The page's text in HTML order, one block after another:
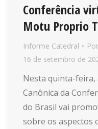
Conferência
Motu Proprio
Informe Catedral Por
16 de setembro de
Nesta quinta-feira,
Canônica da
do Brasil vai
sobre os aspectos